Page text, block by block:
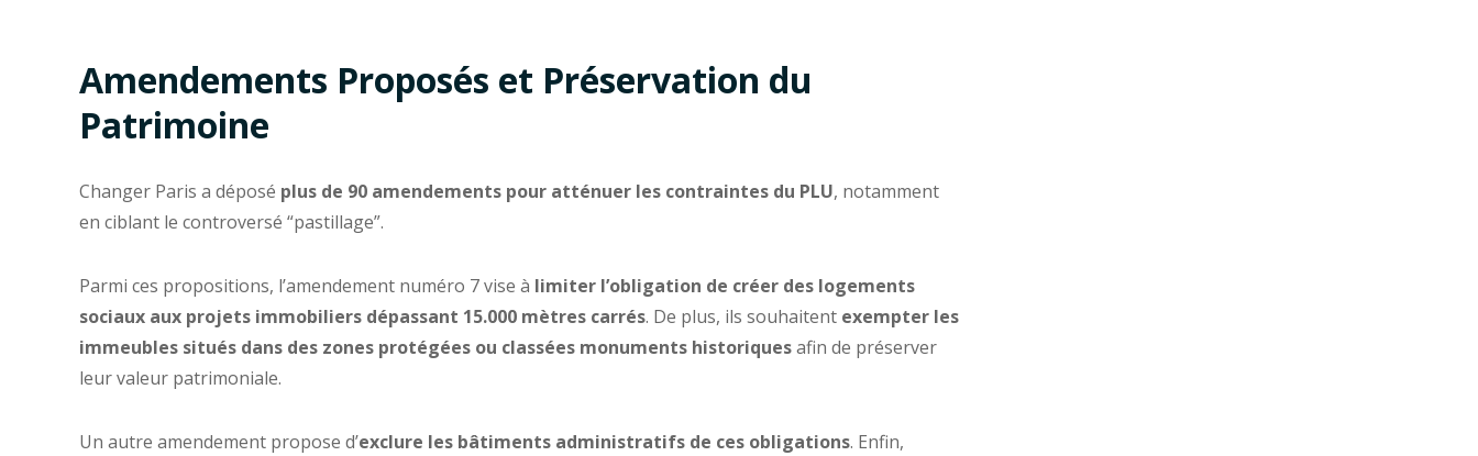
Amendements Proposés et Préservation du
Patrimoine
Changer Paris a déposé plus de 90 amendements pour atténuer les contraintes du PLU, notamment
en ciblant le controversé “pastillage”.
Parmi ces propositions, l’amendement numéro 7 vise à limiter l’obligation de créer des logements
sociaux aux projets immobiliers dépassant 15.000 mètres carrés. De plus, ils souhaitent exempter les
immeubles situés dans des zones protégées ou classées monuments historiquesafin de préserver
leur valeur patrimoniale.
Un autre amendement propose d’exclure les bâtiments administratifs de ces obligations. Enfin,